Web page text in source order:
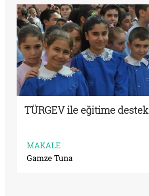
TÜRGEV ile eğitime destek
MAKALE
Gamze Tuna